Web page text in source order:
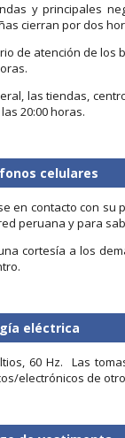
y principales
cierran por dos
de atención de los
las tiendas,
20:00 horas.
celulares
en contacto con su
peruana y para
cortesía a los
eléctrica
60 Hz. Las
electrónicos de